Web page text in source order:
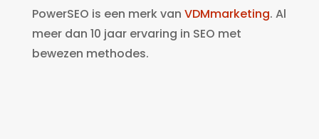
PowerSEO is een merk van VDMmarketing. Al
meer dan 10 jaar ervaring in SEO met
bewezen methodes.